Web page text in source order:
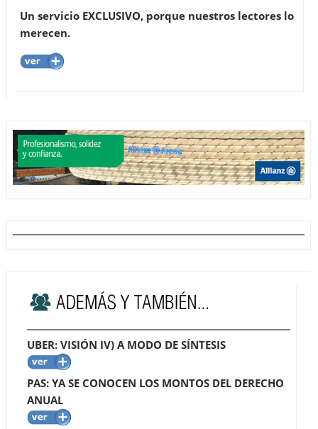
Un servicio EXCLUSIVO, porque nuestros lectores lo
merecen.
UBER: VISIÓN IV) A MODO DE SÍNTESIS
PAS: YA SE CONOCEN LOS MONTOS DEL DERECHO
ANUAL